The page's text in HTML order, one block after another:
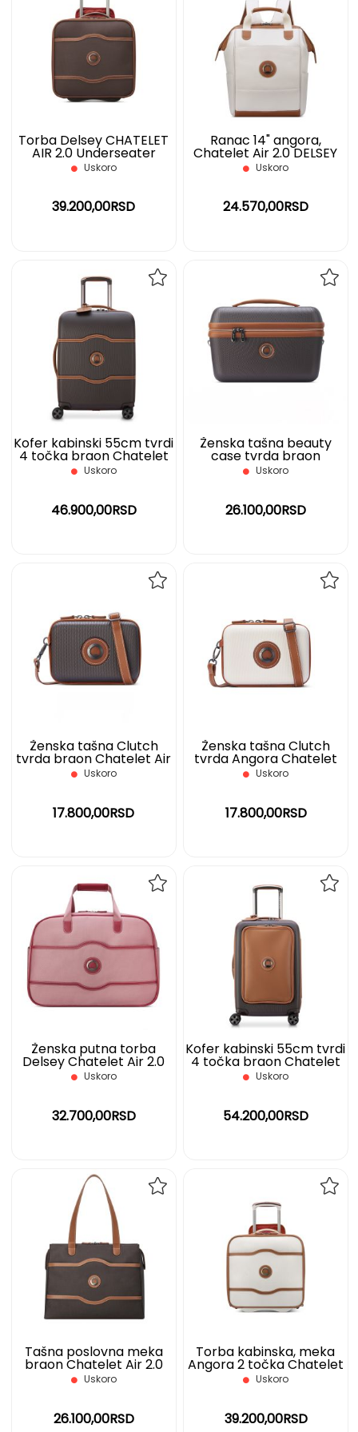
Torba Delsey CHATELET
AIR 2.0 Underseater
Uskoro
39.200,00RSD
Ranac 14" angora,
Chatelet Air 2.0 DELSEY
Uskoro
24.570,00RSD
Kofer kabinski 55cm tvrdi
4 točka braon Chatelet
Air 2.0 Delsey
Uskoro
46.900,00RSD
Ženska tašna beauty
case tvrda braon
Chatelet Air 2.0 Delsey
Uskoro
26.100,00RSD
Ženska tašna Clutch
tvrda braon Chatelet Air
2.0 Delsey
Uskoro
17.800,00RSD
Ženska tašna Clutch
tvrda Angora Chatelet
Air 2.0 Delsey
Uskoro
17.800,00RSD
Ženska putna torba
Delsey Chatelet Air 2.0
Weekender S, roza
Uskoro
32.700,00RSD
LISTU
ŽELJA
Kofer kabinski 55cm tvrdi
4 točka braon Chatelet
Air 2.0 Business Delsey
Uskoro
54.200,00RSD
Tašna poslovna meka
braon Chatelet Air 2.0
Delsey
Uskoro
26.100,00RSD
Torba kabinska, meka
Angora 2 točka Chatelet
Air 2.0 DELSEY
Uskoro
39.200,00RSD